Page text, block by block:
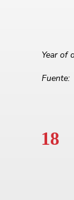
Year of
Fuente:
18